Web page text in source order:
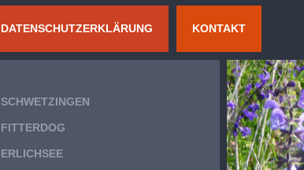
DATENSCHUTZERKLÄRUNG KONTAKT
SCHWETZINGEN
FITTERDOG
ERLICHSEE